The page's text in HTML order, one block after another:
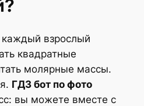
взрослый
квадратные
молярные массы.
ГДЗ бот по фото
вы можете вместе с